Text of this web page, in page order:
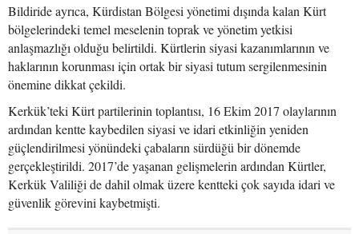
Bildiride ayrıca, Kürdistan Bölgesi yönetimi dışında kalan Kürt
bölgelerindeki temel meselenin toprak ve yönetim yetkisi
anlaşmazlığı olduğu belirtildi. Kürtlerin siyasi kazanımlarının ve
haklarının korunması için ortak bir siyasi tutum sergilenmesinin
önemine dikkat çekildi.
Kerkük’teki Kürt partilerinin toplantısı, 16 Ekim 2017 olaylarının
ardından kentte kaybedilen siyasi ve idari etkinliğin yeniden
güçlendirilmesi yönündeki çabaların sürdüğü bir dönemde
gerçekleştirildi. 2017’de yaşanan gelişmelerin ardından Kürtler,
Kerkük Valiliği de dahil olmak üzere kentteki çok sayıda idari ve
güvenlik görevini kaybetmişti.